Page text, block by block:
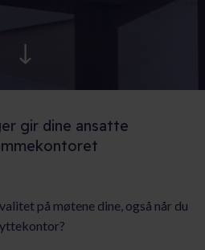
gir dine ansatte
på møtene dine, også når du